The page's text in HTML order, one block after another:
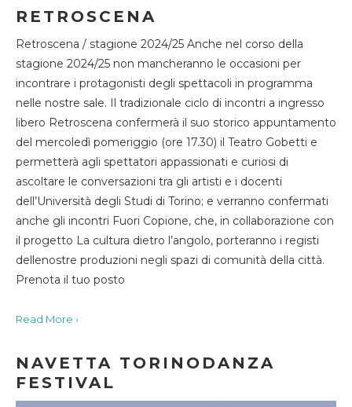
RETROSCENA
Retroscena / stagione 2024/25 Anche nel corso della
stagione 2024/25 non mancheranno le occasioni per
incontrare i protagonisti degli spettacoli in programma
nelle nostre sale. Il tradizionale ciclo di incontri a ingresso
libero Retroscena confermerà il suo storico appuntamento
del mercoledì pomeriggio (ore 17.30) il Teatro Gobetti e
permetterà agli spettatori appassionati e curiosi di
ascoltare le conversazioni tra gli artisti e i docenti
dell’Università degli Studi di Torino; e verranno confermati
anche gli incontri Fuori Copione, che, in collaborazione con
il progetto La cultura dietro l’angolo, porteranno i registi
dellenostre produzioni negli spazi di comunità della città.
Prenota il tuo posto
Read More ›
NAVETTA TORINODANZA
FESTIVAL